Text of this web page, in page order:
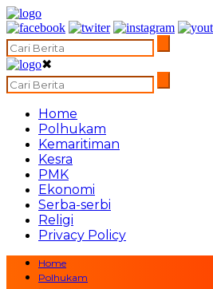
✖
Home
Polhukam
Kemaritiman
Kesra
PMK
Ekonomi
Serba-serbi
Religi
Privacy Policy
Home
Polhukam